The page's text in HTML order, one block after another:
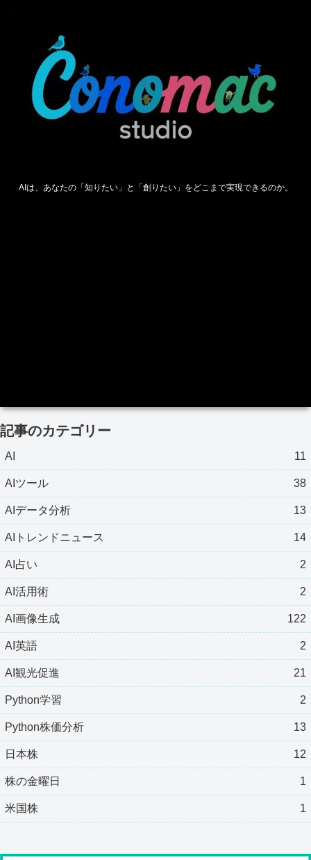
AIは、あなたの「知りたい」と「創りたい」をどこまで実現できるのか。
記事のカテゴリー
AI 11
AIツール 38
AIデータ分析 13
AIトレンドニュース 14
AI占い 2
AI活用術 2
AI画像生成 122
AI英語 2
AI観光促進 21
Python学習 2
Python株価分析 13
日本株 12
株の金曜日 1
米国株 1